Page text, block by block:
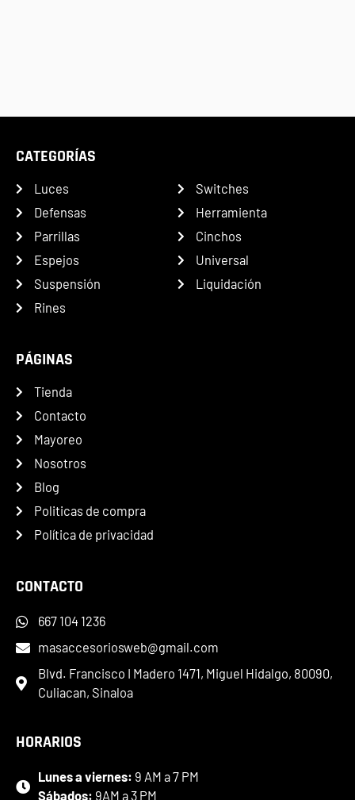
CATEGORÍAS
Luces
Defensas
Parrillas
Espejos
Suspensión
Rines
Switches
Herramienta
Cinchos
Universal
Liquidación
PÁGINAS
Tienda
Contacto
Mayoreo
Nosotros
Blog
Politicas de compra
Política de privacidad
CONTACTO
667 104 1236
masaccesoriosweb@gmail.com
Blvd. Francisco I Madero 1471, Miguel Hidalgo, 80090,
Culiacan, Sinaloa
HORARIOS
Lunes a viernes: 9 AM a 7 PM
Sábados: 9AM a 3 PM